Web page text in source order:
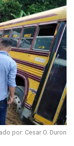
por: Cesar O. Duron